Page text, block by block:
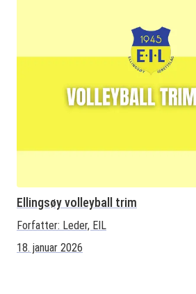
Ellingsøy volleyball trim
Forfatter: Leder, EIL
18. januar 2026